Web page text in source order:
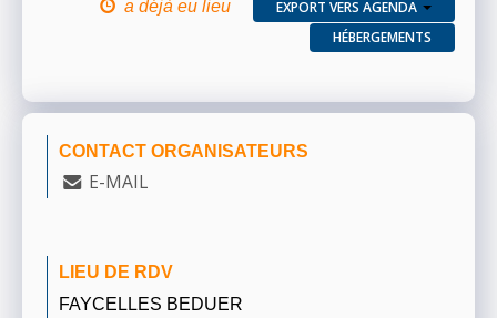
a déjà eu lieu
EXPORT VERS AGENDA
HÉBERGEMENTS
CONTACT ORGANISATEURS
E-MAIL
LIEU DE RDV
FAYCELLES BEDUER